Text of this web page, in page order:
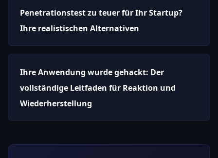
Penetrationstest zu teuer für Ihr Startup?
Ihre realistischen Alternativen
Ihre Anwendung wurde gehackt: Der
vollständige Leitfaden für Reaktion und
Wiederherstellung